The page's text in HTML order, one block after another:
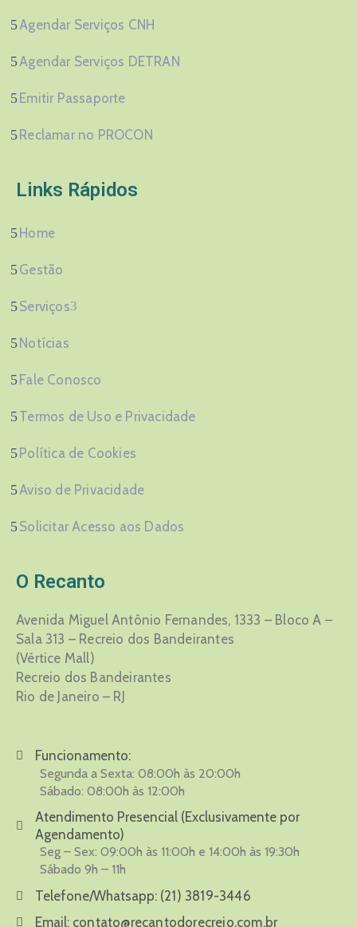
Agendar Serviços CNH
Agendar Serviços DETRAN
Emitir Passaporte
Reclamar no PROCON
Links Rápidos
Home
Gestão
Serviços
Notícias
Fale Conosco
Termos de Uso e Privacidade
Política de Cookies
Aviso de Privacidade
Solicitar Acesso aos Dados
O Recanto
Avenida Miguel Antônio Fernandes, 1333 – Bloco A –
Sala 313 – Recreio dos Bandeirantes
(Vértice Mall)
Recreio dos Bandeirantes
Rio de Janeiro – RJ
Funcionamento:
Segunda a Sexta: 08:00h às 20:00h
Sábado: 08:00h às 12:00h
Atendimento Presencial (Exclusivamente por
Agendamento)
Seg – Sex: 09:00h às 11:00h e 14:00h às 19:30h
Sábado 9h – 11h
Telefone/Whatsapp: (21) 3819-3446
Email: contato@recantodorecreio.com.br